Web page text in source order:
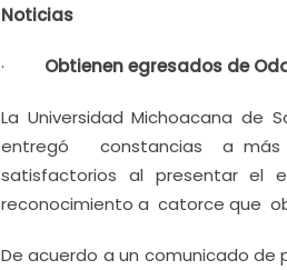
Noticias
· Obtienen egresados de
La Universidad Michoacana de
entregó constancias a más
satisfactorios al presentar el
reconocimiento a catorce que
De acuerdo a un comunicado de